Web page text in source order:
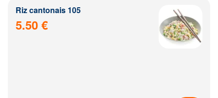
Riz cantonais 105
5.50 €